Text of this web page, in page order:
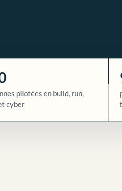
pilotées en build, run,
cyber